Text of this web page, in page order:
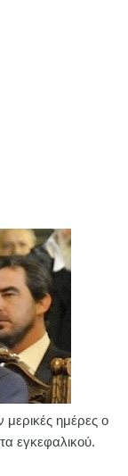
μερικές ημέρες ο
εγκεφαλικού.